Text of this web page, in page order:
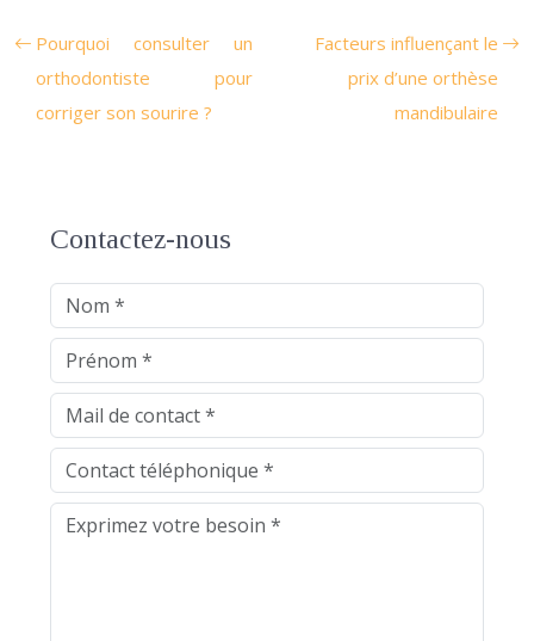
Pourquoi consulter un
orthodontiste pour
corriger son sourire ?
Facteurs influençant le
prix d’une orthèse
mandibulaire
Contactez-nous